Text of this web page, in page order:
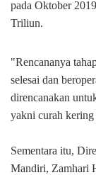
pada Oktober
Triliun.
"Rencananya
selesai dan
direncanakan
yakni curah
Sementara itu,
Mandiri, Zamhari